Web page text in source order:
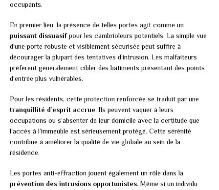
occupants.
En premier lieu, la présence de telles portes agit comme un
puissant dissuasifpour les cambrioleurs potentiels. La simple vue
d’une porte robuste et visiblement sécurisée peut suffire à
décourager la plupart des tentatives d’intrusion. Les malfaiteurs
préfèrent généralement cibler des bâtiments présentant des points
d’entrée plus vulnérables.
Pour les résidents, cette protection renforcée se traduit par une
tranquillité d’esprit accrue. Ils peuvent vaquer à leurs
occupations ou s’absenter de leur domicile avec la certitude que
l’accès à l’immeuble est sérieusement protégé. Cette sérénité
contribue à améliorer la qualité de vie globale au sein de la
résidence.
Les portes anti-effraction jouent également un rôle dans la
prévention des intrusions opportunistes. Même si un individu